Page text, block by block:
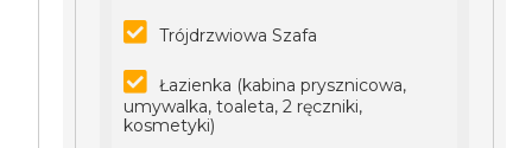
Trójdrzwiowa Szafa
Łazienka (kabina prysznicowa,
umywalka, toaleta, 2 ręczniki,
kosmetyki)